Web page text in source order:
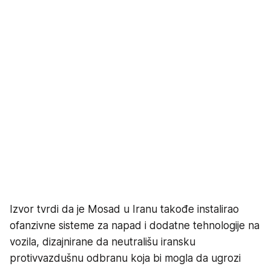
Izvor tvrdi da je Mosad u Iranu takođe instalirao
ofanzivne sisteme za napad i dodatne tehnologije na
vozila, dizajnirane da neutrališu iransku
protivvazdušnu odbranu koja bi mogla da ugrozi